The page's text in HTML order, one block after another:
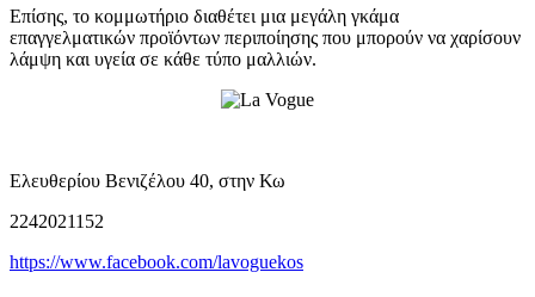
Επίσης, το κομμωτήριο διαθέτει μια μεγάλη γκάμα
επαγγελματικών προϊόντων περιποίησης που μπορούν να χαρίσουν
λάμψη και υγεία σε κάθε τύπο μαλλιών.
Ελευθερίου Βενιζέλου 40, στην Κω
2242021152
https://www.facebook.com/lavoguekos